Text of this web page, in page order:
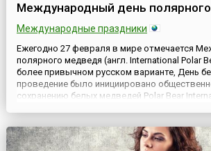
Международный день
Международные праздники
Ежегодно 27 февраля в мире отмечается
полярного медведя (англ. International Polar
более привычном русском варианте, День
проведение было инициировано
сохранению белых медведей Polar Bear